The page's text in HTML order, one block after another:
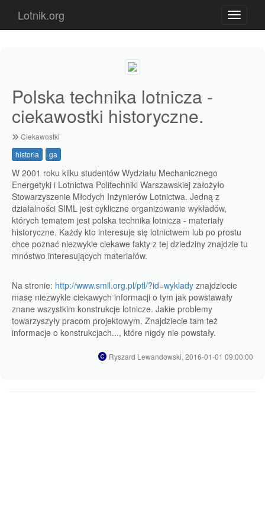
Toggle
Lotnik.org
Polska technika lotnicza -
ciekawostki historyczne.
Ciekawostki
historia
ga
W 2001 roku kilku studentów Wydziału Mechanicznego
Energetyki i Lotnictwa Politechniki Warszawskiej założyło
Stowarzyszenie Młodych Inżynierów Lotnictwa. Jedną z
działalności SIML jest cykliczne organizowanie wykładów,
których tematem jest polska technika lotnicza - materiały
historyczne. Każdy kto interesuje się lotnictwem lub po prostu
chce poznać niezwykle ciekawe fakty z tej dziedziny znajdzie tu
mnóstwo interesujących materiałów.
Na stronie: http://www.smil.org.pl/ptl/?id=wyklady znajdziecie
masę niezwykle ciekawych informacji o tym jak powstawały
znane wszystkim konstrukcje lotnicze. Jakie problemy
towarzyszyły pracom projektowym. Znajdziecie tam też
informacje o konstrukcjach..., które nigdy nie powstały.
Ryszard Lewandowski, 2016-01-01 09:00:00